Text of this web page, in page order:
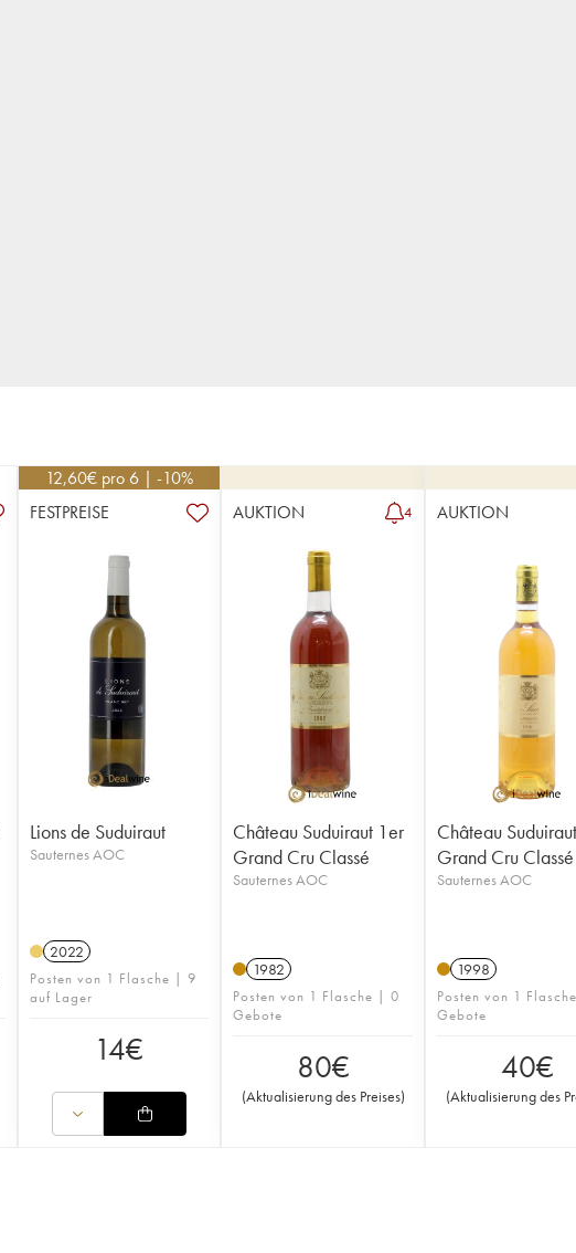
12,60€ pro 6 | -10%
FESTPREISE
Lions de Suduiraut
Sauternes AOC
2022
Posten von 1 Flasche | 9
auf Lager
14€
AUKTION 4
Château Suduiraut 1er
Grand Cru Classé
Sauternes AOC
1982
Posten von 1 Flasche | 0
Gebote
80€
(Aktualisierung des Preises)
AUKTION
Château
Grand Cru Classé
Sauternes AOC
1998
Posten von 1
Gebote
40€
(Aktualisierung des